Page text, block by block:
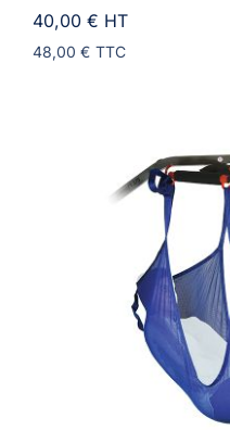
40,00 € HT
48,00 € TTC